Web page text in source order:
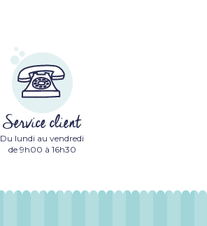
Service client
Du lundi au vendredi
de 9h00 à 16h30